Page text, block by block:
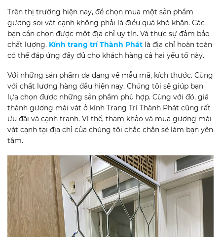
Trên thị trường hiện nay, để chọn mua một sản phẩm
gương soi vát cạnh không phải là điều quá khó khăn. Các
bạn cần chọn được một địa chỉ uy tín. Và thực sự đảm bảo
chất lượng. Kính trang trí Thành Phát là địa chỉ hoàn toàn
có thể đáp ứng đầy đủ cho khách hàng cả hai yếu tố này.
Với những sản phẩm đa dạng về mẫu mã, kích thước. Cùng
với chất lượng hàng đầu hiện nay. Chúng tôi sẽ giúp bạn
lựa chọn được những sản phẩm phù hợp. Cùng với đó, giá
thành gương mài vát ở kính Trang Trí Thành Phát cũng rất
ưu đãi và cạnh tranh. Vì thế, tham khảo và mua gương mài
vát cạnh tại địa chỉ của chúng tôi chắc chắn sẽ làm bạn yên
tâm.